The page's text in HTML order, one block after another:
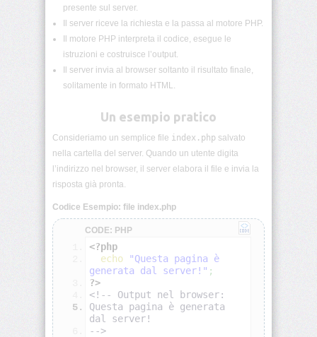
PHP:
Commenti
PHP:
Variabili
di
dati
PHP:
PHP:
Operatori
PHP:
Condizioni
PHP:
Cicli
presente sul server.
Il server riceve la richiesta e la passa al motore PHP.
Il motore PHP interpreta il codice, esegue le
istruzioni e costruisce l’output.
Il server invia al browser soltanto il risultato finale,
solitamente in formato HTML.
Un esempio pratico
Consideriamo un semplice file index.php salvato
nella cartella del server. Quando un utente digita
l’indirizzo nel browser, il server elabora il file e invia la
risposta già pronta.
Codice Esempio: file index.php
CODE: PHP
<?php
echo
"Questa pagina è
generata dal server!" ;
?>
<!-- Output nel browser:
Questa pagina è generata
dal server!
-->